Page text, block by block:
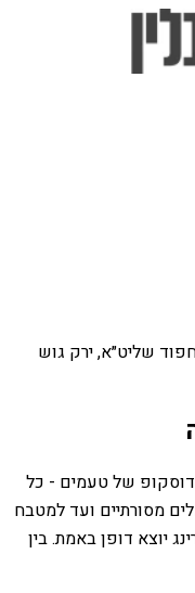
שליט״א, ירק גוש
של טעמים - כל
מסורתיים ועד למטבח
יוצא דופן באמת. בין